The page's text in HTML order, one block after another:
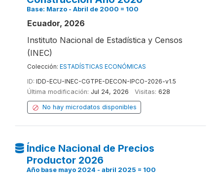
Base: Marzo - Abril de 2000 = 100
Ecuador, 2026
Instituto Nacional de Estadística y Censos
(INEC)
Colección: ESTADÍSTICAS ECONÓMICAS
ID: IDD-ECU-INEC-CGTPE-DECON-IPCO-2026-v1.5
Última modificación: Jul 24, 2026 Visitas: 628
No hay microdatos disponibles
Índice Nacional de Precios
Productor 2026
Año base mayo 2024 - abril 2025 = 100